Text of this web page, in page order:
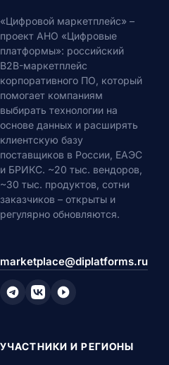
«Цифровой маркетплейс» –
проект АНО «Цифровые
платформы»: российский
B2B-маркетплейс
корпоративного ПО, который
помогает компаниям
выбирать технологии на
основе данных и расширять
клиентскую базу
поставщиков в России, ЕАЭС
и БРИКС. ~20 тыс. вендоров,
~30 тыс. продуктов, сотни
заказчиков – открыты и
регулярно обновляются.
marketplace@diplatforms.ru
УЧАСТНИКИ И РЕГИОНЫ